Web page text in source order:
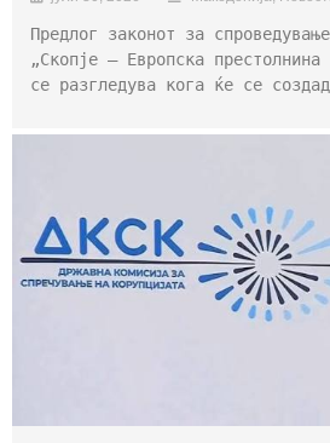
Предлог законот за
„Скопје – Европска
се разгледува кога ќе се